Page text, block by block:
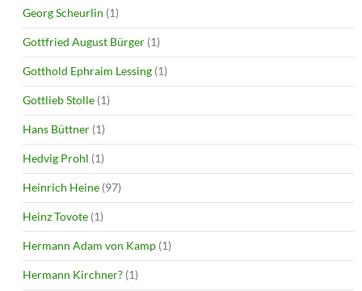
Georg Scheurlin (1)
Gottfried August Bürger (1)
Gotthold Ephraim Lessing (1)
Gottlieb Stolle (1)
Hans Büttner (1)
Hedvig Prohl (1)
Heinrich Heine (97)
Heinz Tovote (1)
Hermann Adam von Kamp (1)
Hermann Kirchner? (1)